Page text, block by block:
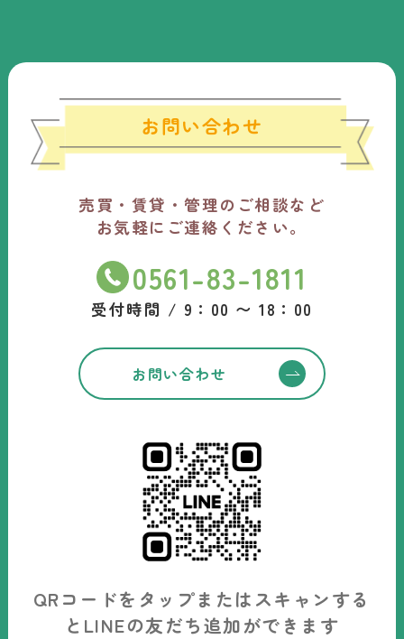
お問い合わせ
売買・賃貸・管理のご相談など
お気軽にご連絡ください。
0561-83-1811
受付時間 / 9：00 〜 18：00
お問い合わせ
QRコードをタップまたはスキャンする
と LINEの友だち追加ができます